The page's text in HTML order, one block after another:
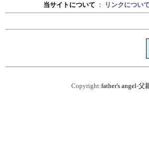
当サイトについて ： リンクについて
Copyright:father's angel-父